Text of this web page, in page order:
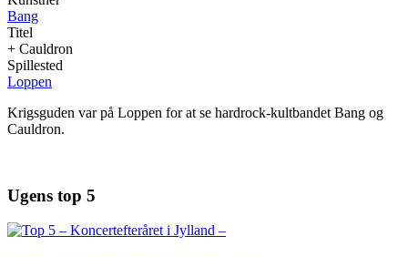
Bang
Titel
+ Cauldron
Spillested
Loppen
Krigsguden var på Loppen for at se hardrock-kultbandet Bang og
Cauldron.
Ugens top 5